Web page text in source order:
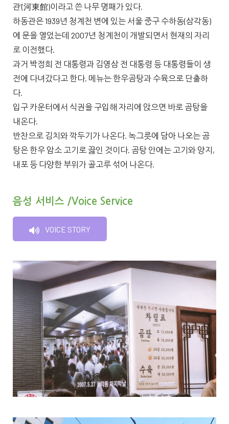
관’(河東館)이라고 쓴 나무 명패가 있다.
하동관은 1939년 청계천 변에 있는 서울 중구 수하동(삼각동)
에 문을 열었는데 2007년 청계천이 개발되면서 현재의 자리
로 이전했다.
과거 박정희 전 대통령과 김영삼 전 대통령 등 대통령들이 생
전에 다녀갔다고 한다. 메뉴는 한우곰탕과 수육으로 단출하
다.
입구 카운터에서 식권을 구입해 자리에 앉으면 바로 곰탕을
내온다.
반찬으로 김치와 깍두기가 나온다. 녹그릇에 담아 나오는 곰
탕은 한우 암소 고기로 끓인 것이다. 곰탕 안에는 고기와 양지,
내포 등 다양한 부위가 골고루 섞어 나온다.
음성 서비스 /Voice Service
VOICE STORY